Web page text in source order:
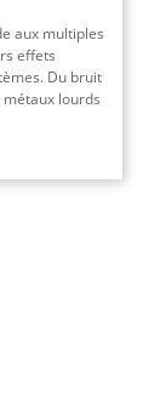
aux multiples
effets
Du bruit
lourds